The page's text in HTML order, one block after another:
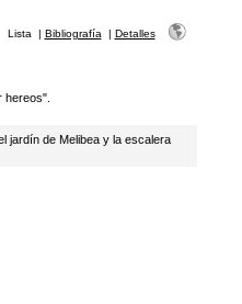
Lista | Bibliografía | Detalles
hereos".
jardín de Melibea y la escalera